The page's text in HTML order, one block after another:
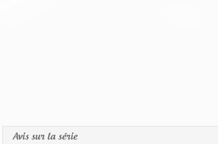
Avis sur la série